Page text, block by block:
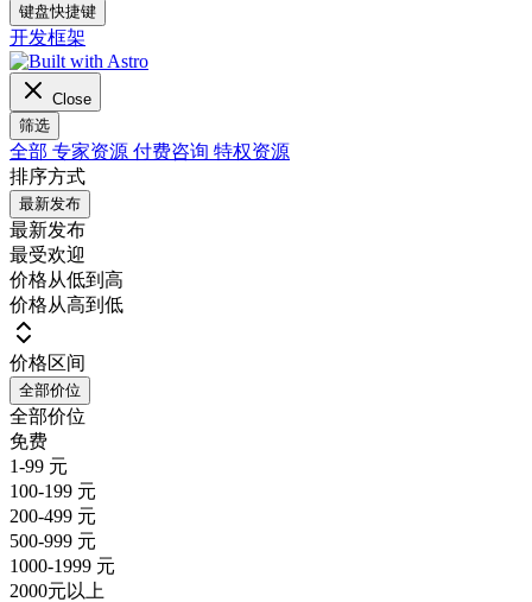
键盘快捷键
开发框架
Close
筛选
全部 专家资源 付费咨询 特权资源
排序方式
最新发布
最新发布
最受欢迎
价格从低到高
价格从高到低
价格区间
全部价位
全部价位
免费
1-99 元
100-199 元
200-499 元
500-999 元
1000-1999 元
2000元以上